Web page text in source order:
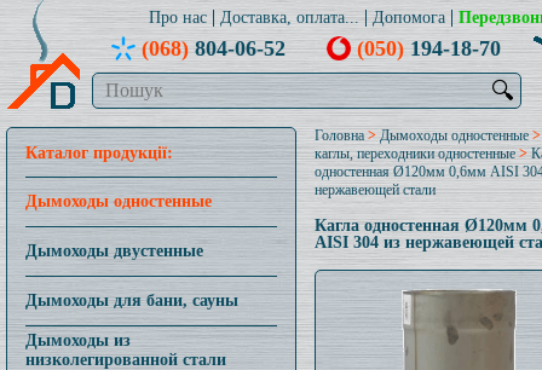
Про нас Доставка, оплата... Допомога
(068)804-06-52 (050)194-18-70
🔍
Каталог продукції:
Дымоходы одностенные
Дымоходы двустенные
Дымоходы для бани, сауны
Дымоходы из
низколегированной стали
Головна > Дымоходы одностенные
каглы, переходники одностенные>
одностенная Ø120мм 0,6мм AISI
нержавеющей стали
Кагла одностенная Ø120мм
AISI 304 из нержавеющей